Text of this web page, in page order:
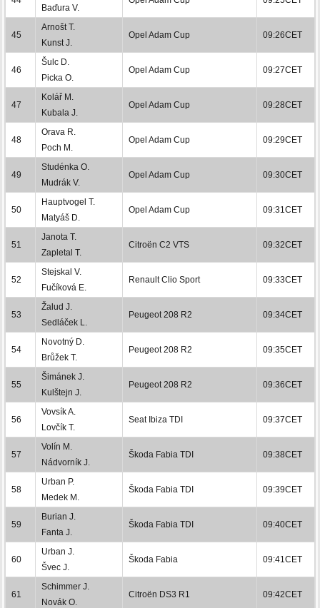
Baďura V.
45
Arnošt T.
Kunst J.
Opel Adam Cup 09:26CET
46
Šulc D.
Picka O.
Opel Adam Cup 09:27CET
47
Kolář M.
Kubala J.
Opel Adam Cup 09:28CET
48
Orava R.
Poch M.
Opel Adam Cup 09:29CET
49
Studénka O.
Mudrák V.
Opel Adam Cup 09:30CET
50
Hauptvogel T.
Matyáš D.
Opel Adam Cup 09:31CET
51
Janota T.
Zapletal T.
Citroën C2 VTS 09:32CET
52
Stejskal V.
Fučíková E.
Renault Clio Sport 09:33CET
53
Žalud J.
Sedláček L.
Peugeot 208 R2 09:34CET
54
Novotný D.
Brůžek T.
Peugeot 208 R2 09:35CET
55
Šimánek J.
Kulštejn J.
Peugeot 208 R2 09:36CET
56
Vovsík A.
Lovčík T.
Seat Ibiza TDI 09:37CET
57
Volín M.
Nádvorník J.
Škoda Fabia TDI 09:38CET
58
Urban P.
Medek M.
Škoda Fabia TDI 09:39CET
59
Burian J.
Fanta J.
Škoda Fabia TDI 09:40CET
60
Urban J.
Švec J.
Škoda Fabia 09:41CET
61
Schimmer J.
Novák O.
Citroën DS3 R1 09:42CET